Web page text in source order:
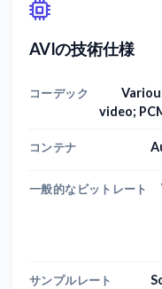
AVIの技術仕様
コーデック
video;
コンテナ
一般的なビットレート
サンプルレート